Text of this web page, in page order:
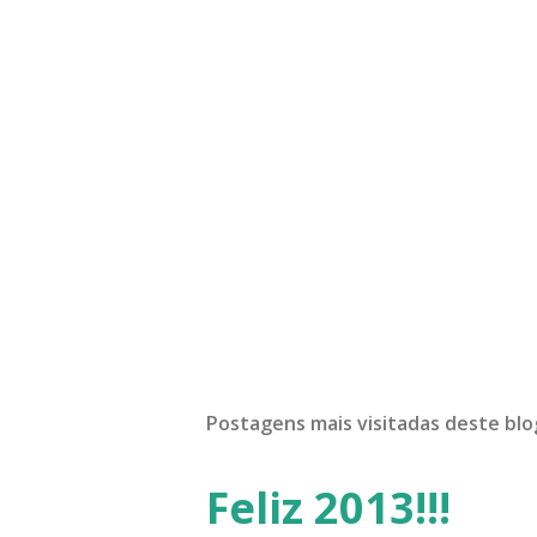
Postagens mais visitadas deste
Feliz 2013!!!